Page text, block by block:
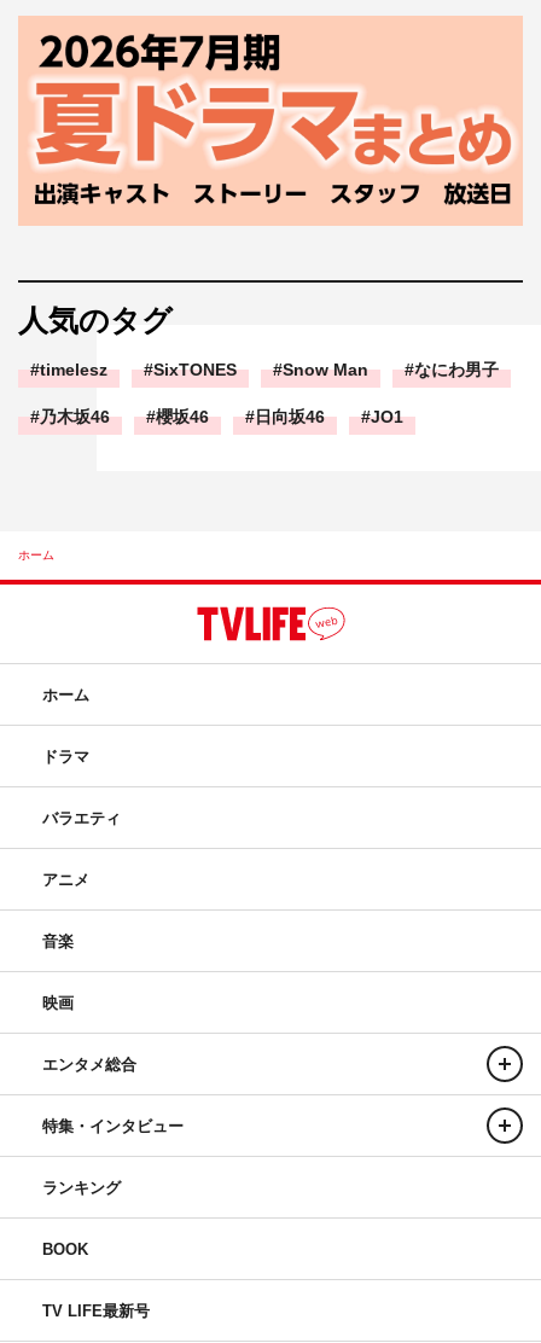
人気のタグ
timelesz SixTONES Snow Man なにわ男子
乃木坂46 櫻坂46 日向坂46 JO1
ホーム
ホーム
ドラマ
バラエティ
アニメ
音楽
映画
エンタメ総合
特集・インタビュー
ランキング
BOOK
TV LIFE最新号